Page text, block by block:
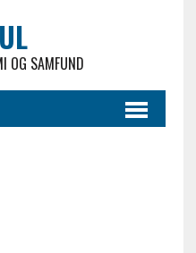
OG SAMFUND